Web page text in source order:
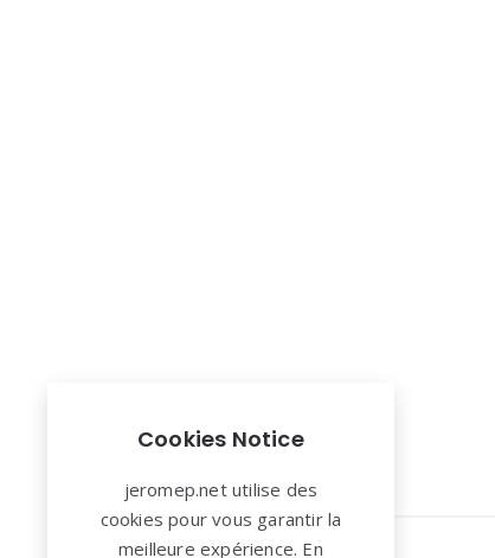
Cookies Notice
jeromep.net utilise des
cookies pour vous garantir la
meilleure expérience. En